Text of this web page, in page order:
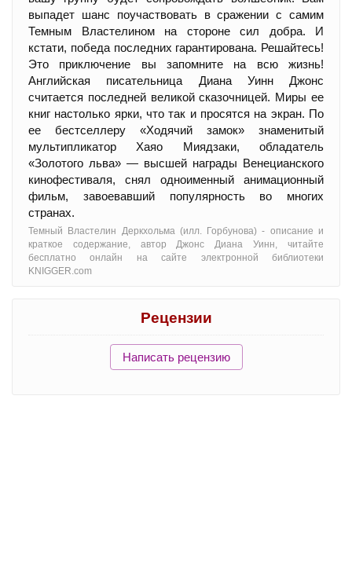
выпадет шанс поучаствовать в сражении с самим
Темным Властелином на стороне сил добра. И
кстати, победа последних гарантирована. Решайтесь!
Это приключение вы запомните на всю жизнь!
Английская писательница Диана Уинн Джонс
считается последней великой сказочницей. Миры ее
книг настолько ярки, что так и просятся на экран. По
ее бестселлеру «Ходячий замок» знаменитый
мультипликатор Хаяо Миядзаки, обладатель
«Золотого льва» — высшей награды Венецианского
кинофестиваля, снял одноименный анимационный
фильм, завоевавший популярность во многих
странах.
Темный Властелин Деркхольма (илл. Горбунова) - oписание и
краткое содержание, автор Джонс Диана Уинн, читайте
бесплатно онлайн на сайте электронной библиотеки
KNIGGER.com
Рецензии
Написать рецензию